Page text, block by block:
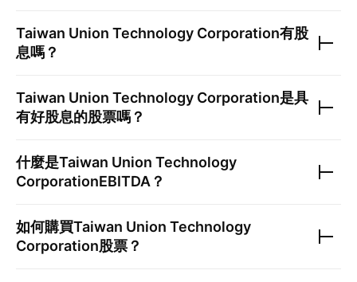
Taiwan Union Technology Corporation有股
息嗎？
Taiwan Union Technology Corporation是具
有好股息的股票嗎？
什麼是Taiwan Union Technology
CorporationEBITDA？
如何購買Taiwan Union Technology
Corporation股票？